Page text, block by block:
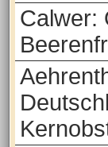
Calwer: